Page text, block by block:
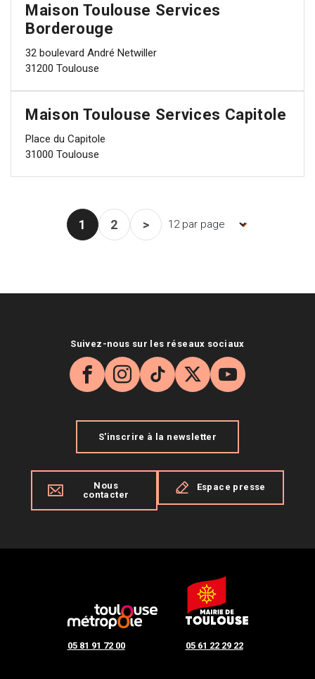
Maison Toulouse Services
Borderouge
32 boulevard André Netwiller
31200 Toulouse
Maison Toulouse Services Capitole
Place du Capitole
31000 Toulouse
Page courante
1
Page
2
Page suivante
> Nombre d'items par page, la
05 81 91 72 00 05 61 22 29 22
Suivez-nous sur les réseaux sociaux
Facebook
Instagram
TikTok
X YouTube
S'inscrire à la newsletter
Nous
contacter
Espace presse